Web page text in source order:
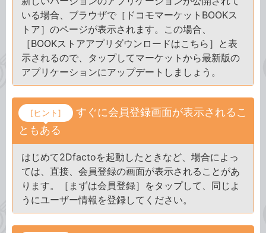
いる場合、ブラウザで［ドコモマーケットBOOKス
トア］のページが表示されます。この場合、
［BOOKストアアプリダウンロードはこちら］と表
示されるので、タップしてマーケットから最新版の
アプリケーションにアップデートしましょう。
[ヒント]
すぐに会員登録画面が表示されるこ
ともある
はじめて2Dfactoを起動したときなど、場合によっ
ては、直接、会員登録の画面が表示されることがあ
ります。［まずは会員登録］をタップして、同じよ
うにユーザー情報を登録してください。